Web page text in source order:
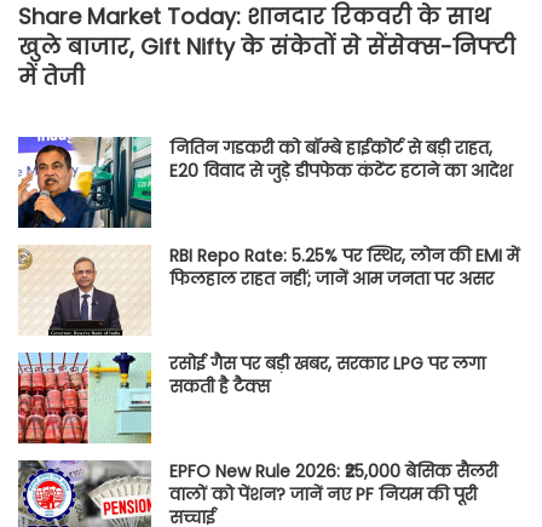
Share Market Today: शानदार रिकवरी के साथ
खुले बाजार, Gift Nifty के संकेतों से सेंसेक्स-निफ्टी
में तेजी
नितिन गडकरी को बॉम्बे हाईकोर्ट से बड़ी राहत,
E20 विवाद से जुड़े डीपफेक कंटेंट हटाने का आदेश
RBI Repo Rate: 5.25% पर स्थिर, लोन की EMI में
फिलहाल राहत नहीं; जानें आम जनता पर असर
रसोई गैस पर बड़ी खबर, सरकार LPG पर लगा
सकती है टैक्स
EPFO New Rule 2026: ₹25,000 बेसिक सैलरी
वालों को पेंशन? जानें नए PF नियम की पूरी
सच्चाई